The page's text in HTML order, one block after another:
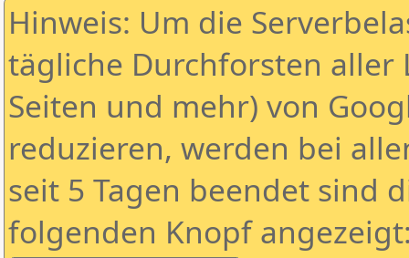
Hinweis: Um die
tägliche Durchforsten aller
Seiten und mehr) von
reduzieren, werden bei
seit 5 Tagen beendet sind
folgenden Knopf